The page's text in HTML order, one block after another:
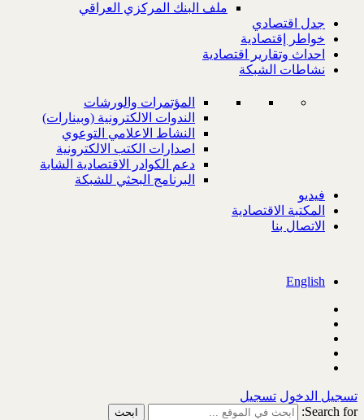
ملف البنك المركزي العراقي
جدل اقتصادي
خواطر إقتصادية
احداث وتقارير اقتصادية
نشاطات الشبكة
المؤتمرات والورشات
الندوات الالكترونية (وبينارات)
النشاط الاعلامي التوعوي
اصدارات الكتب الالكترونية
دعم الكوادر الاقتصادية الشابة
البرنامج البحثي للشبكة
فيديو
المكتبة الاقتصادية
الاتصال بنا
English
تسجيل الدخول تسجيل
Search for: